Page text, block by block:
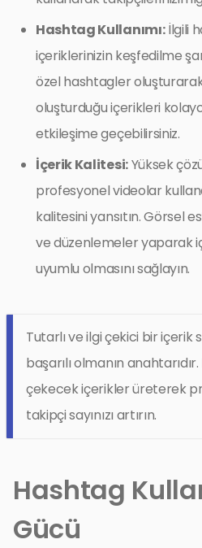
Hashtag Kullanımı:İlgili
içeriklerinizin keşfedilme
özel hashtagler
oluşturduğu içerikleri
etkileşime geçebilirsiniz.
İçerik Kalitesi:Yüksek
profesyonel videolar
kalitesini yansıtın. Görsel
ve düzenlemeler yaparak
uyumlu olmasını sağlayın.
Tutarlı ve ilgi çekici bir içerik
başarılı olmanın
çekecek içerikler üreterek
takipçi sayınızı artırın.
Hashtag
Gücü